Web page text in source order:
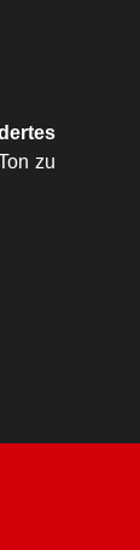
zu